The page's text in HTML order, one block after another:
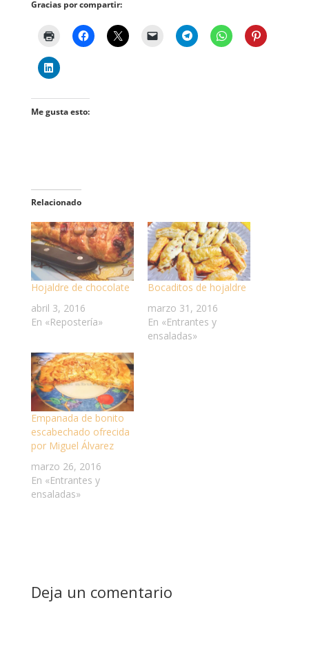
Gracias por compartir:
Me gusta esto:
Relacionado
Hojaldre de chocolate
abril 3, 2016
En «Repostería»
Bocaditos de hojaldre
marzo 31, 2016
En «Entrantes y
ensaladas»
Empanada de bonito
escabechado ofrecida
por Miguel Álvarez
marzo 26, 2016
En «Entrantes y
ensaladas»
Deja un comentario